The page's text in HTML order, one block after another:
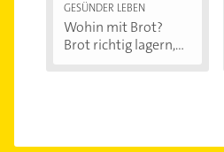
GESÜNDER LEBEN
Wohin mit Brot?
Brot richtig lagern,...